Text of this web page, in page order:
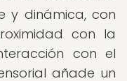
y dinámica, con
con la
con el
añade un